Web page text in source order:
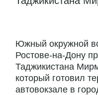
Южный окружной
Ростове-на-Дону
Таджикистана
который готовил
автовокзале в